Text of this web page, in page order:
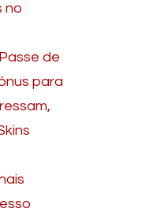
no
de
para